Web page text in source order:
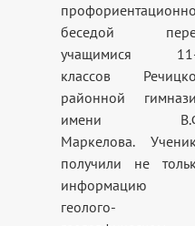
беседой
учащимися
классов
районной
имени
Маркелова.
получили не
информацию
геолого-